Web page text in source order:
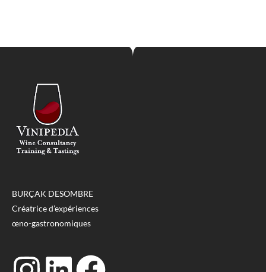
BURÇAK DESOMBRE
Créatrice d’expériences
œno-gastronomiques